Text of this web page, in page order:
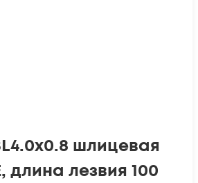
шлицевая
длина лезвия 100